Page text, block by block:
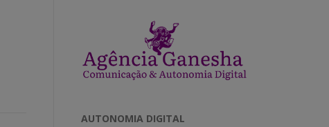
AUTONOMIA DIGITAL